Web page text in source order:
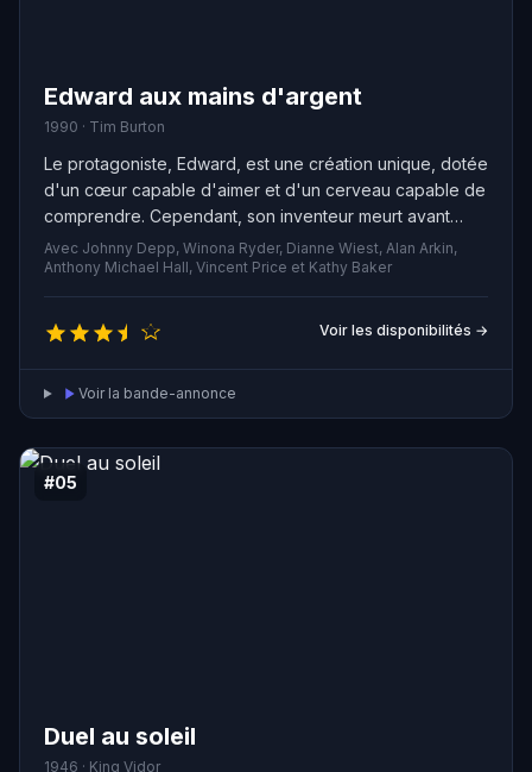
Edward aux mains d'argent
1990 · Tim Burton
Le protagoniste, Edward, est une création unique, dotée
d'un cœur capable d'aimer et d'un cerveau capable de
comprendre. Cependant, son inventeur meurt avant
d'avoir terminé son travail, laissant Edward avec des
lames et des instruments tranchants à la place de doigts.
Avec Johnny Depp, Winona Ryder, Dianne Wiest, Alan Arkin,
Anthony Michael Hall, Vincent Price et Kathy Baker
Voir les disponibilités →
Voir la bande-annonce
#05
Duel au soleil
1946 · King Vidor